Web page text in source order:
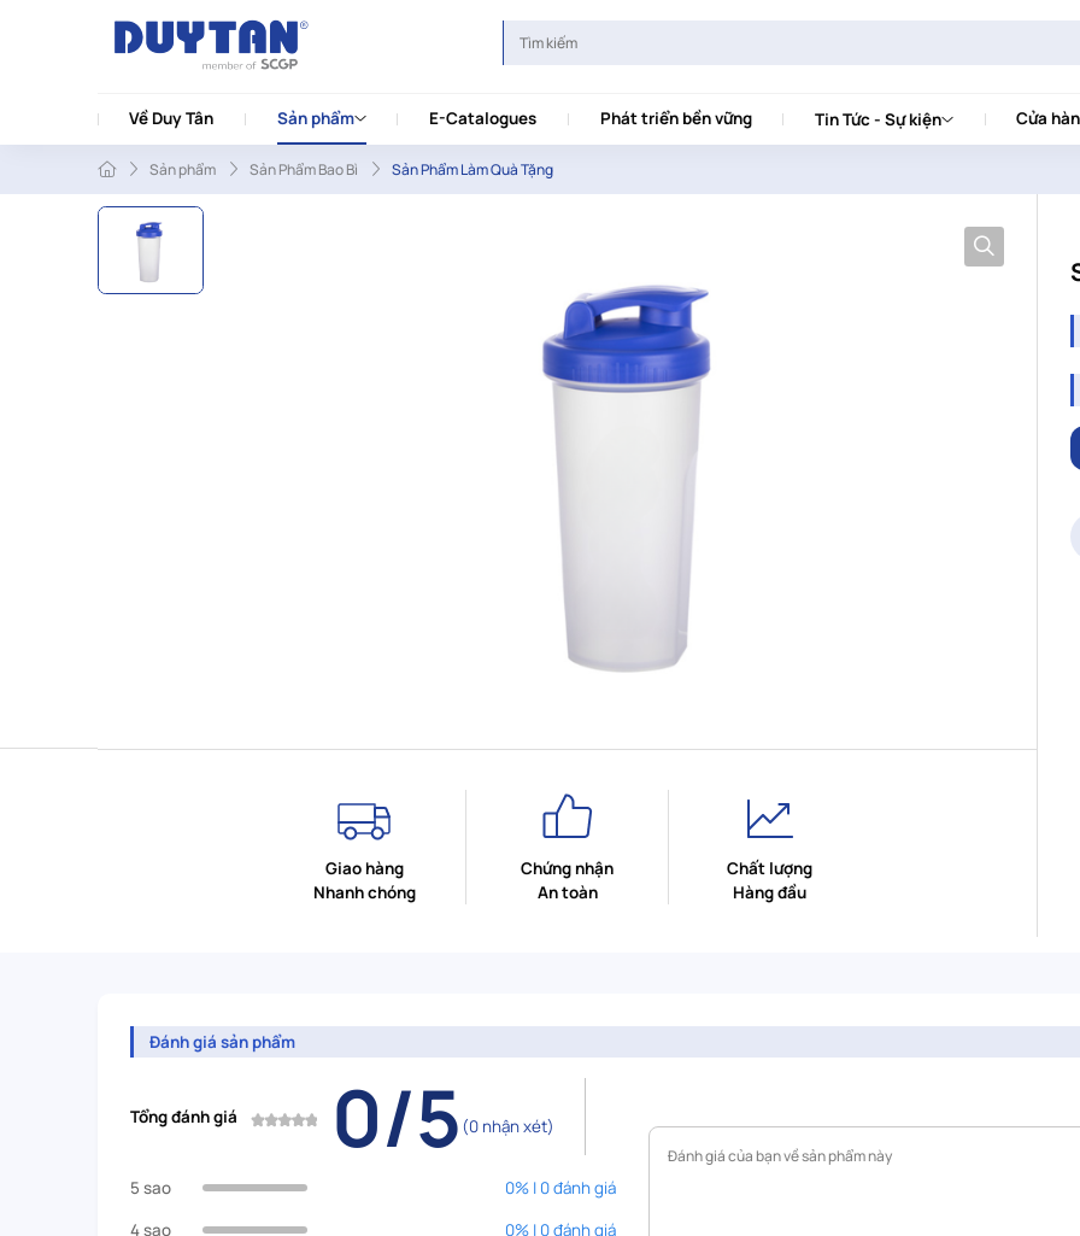
Về Duy Tân Sản phẩm E-Catalogues Phát triển bền vững Tin Tức - Sự kiện Cửa
Sản phẩm Sản Phẩm Bao Bì Sản Phẩm Làm Quà Tặng
Giao hàng
Nhanh chóng
Chứng nhận
An toàn
Chất lượng
Hàng đầu
Đánh giá sản phẩm
Tổng đánh giá 0/5 (0 nhận xét)
5 sao
0% | 0 đánh giá
4 sao
0% | 0 đánh giá